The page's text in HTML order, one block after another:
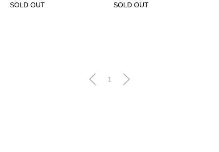
SOLD OUT SOLD OUT
1